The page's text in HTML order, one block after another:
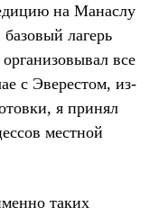
на Манаслу
лагерь
все
с Эверестом, из-
я принял
местной
таких